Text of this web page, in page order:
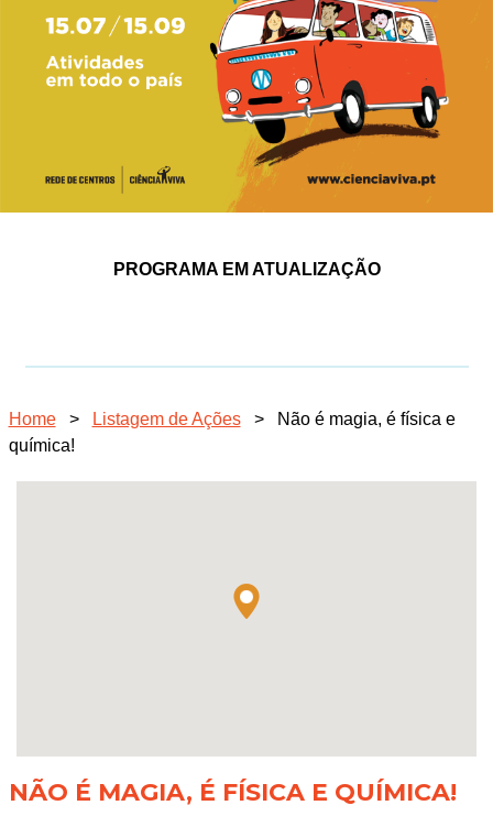
PROGRAMA EM ATUALIZAÇÃO
Home > Listagem de Ações >
Não é magia, é física e
química!
NÃO É MAGIA, É FÍSICA E QUÍMICA!